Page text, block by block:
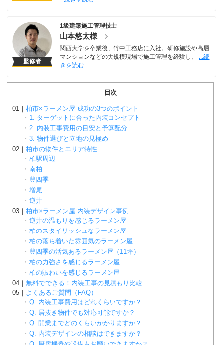
監修者
1級建築施工管理技士
山本悠太様
関西大学を卒業後、竹中工務店に入社。研修施設や高層
マンションなどの大規模現場で施工管理を経験し、
目次
柏市×ラーメン屋 成功の3つのポイント
1. ターゲットに合った内装コンセプト
2. 内装工事費用の目安と予算配分
3. 物件選びと立地の見極め
柏市の物件とエリア特性
柏駅周辺
南柏
豊四季
増尾
逆井
柏市×ラーメン屋 内装デザイン事例
逆井の温もりを感じるラーメン屋
柏のスタイリッシュなラーメン屋
柏の落ち着いた雰囲気のラーメン屋
豊四季の活気あるラーメン屋（11坪）
柏の力強さを感じるラーメン屋
柏の賑わいを感じるラーメン屋
無料でできる！内装工事の見積もり比較
よくあるご質問（FAQ）
Q. 内装工事費用はどれくらいですか？
Q. 居抜き物件でも対応可能ですか？
Q. 開業までどのくらいかかりますか？
Q. 内装デザインの相談はできますか？